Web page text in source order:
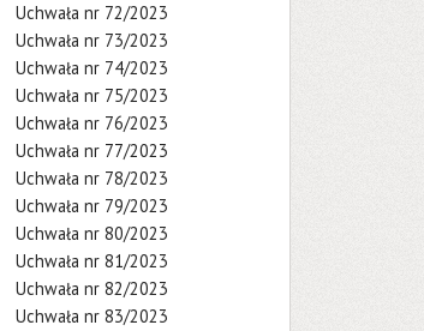
Uchwała nr 72/2023
Uchwała nr 73/2023
Uchwała nr 74/2023
Uchwała nr 75/2023
Uchwała nr 76/2023
Uchwała nr 77/2023
Uchwała nr 78/2023
Uchwała nr 79/2023
Uchwała nr 80/2023
Uchwała nr 81/2023
Uchwała nr 82/2023
Uchwała nr 83/2023